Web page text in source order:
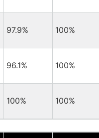
97.9% 100%
96.1% 100%
100% 100%